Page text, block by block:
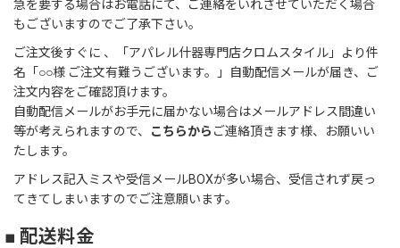
急を要する場合はお電話にて、ご連絡をいれさせていただく場合
もございますのでご了承下さい。
ご注文後すぐに 、「アパレル什器専門店クロムスタイル」より件
名「○○様 ご注文有難うございます。」自動配信メールが届き、ご
注文内容をご確認頂けます。
自動配信メールがお手元に届かない場合はメールアドレス間違い
等が考えられますので、
こちらから ご連絡頂きます様、お願いい
たします。
アドレス記入ミスや受信メールBOXが多い場合、受信されず戻っ
てきてしまいますのでご注意願います。
■ 配送料金